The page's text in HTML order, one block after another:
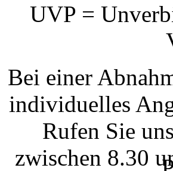
UVP =
Bei einer
individuelles
Rufen Sie
zwischen 8.30